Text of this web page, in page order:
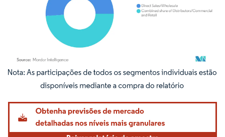
Imagem © Mordor Intelligence. O reuso requer atribuição conforme CC BY 4.0.